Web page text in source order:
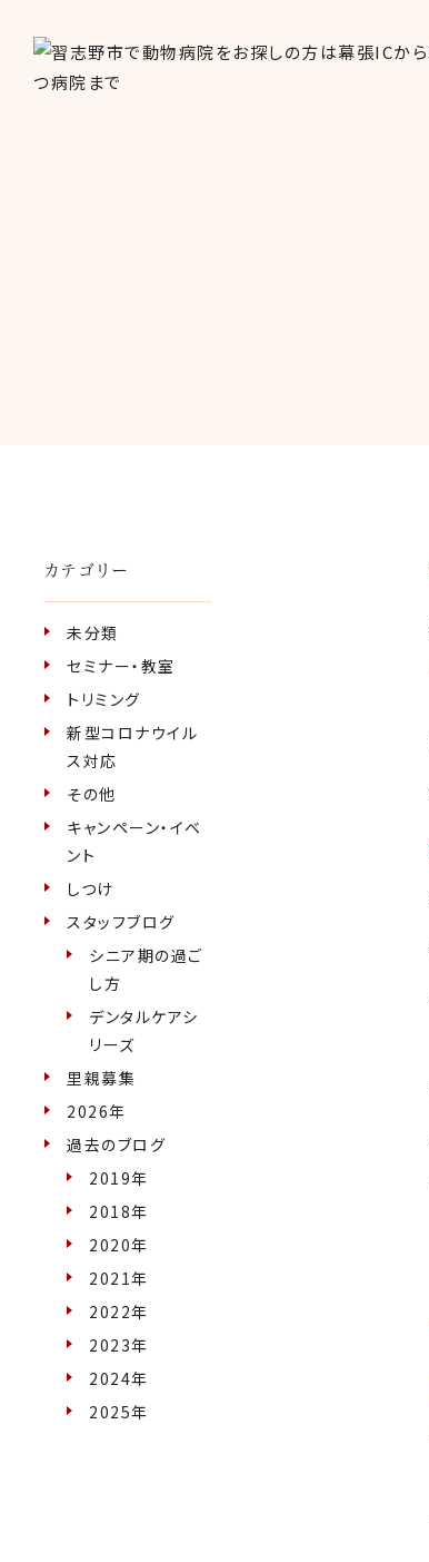
カテゴリー
未分類
セミナー・教室
トリミング
新型コロナウイル
ス対応
その他
キャンペーン・イベ
ント
しつけ
スタッフブログ
シニア期の過ご
し方
デンタルケアシ
リーズ
里親募集
2026年
過去のブログ
2019年
2018年
2020年
2021年
2022年
2023年
2024年
2025年